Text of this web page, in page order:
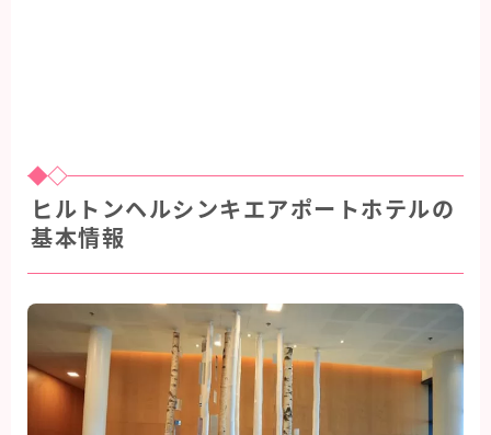
ヒルトンヘルシンキエアポートホテルの
基本情報